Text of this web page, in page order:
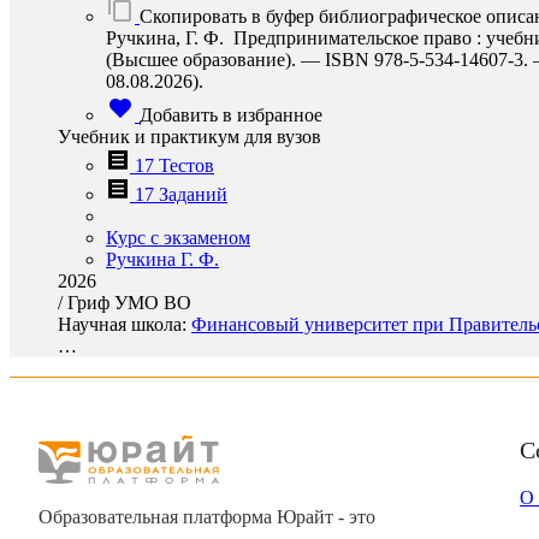
Скопировать в буфер библиографическое
Ручкина, Г. Ф. Предпринимательское право :
(Высшее образование). — ISBN 978-5-534-14607-3.
08.08.2026).
Добавить в избранное
Учебник и практикум для вузов
17 Тестов
17 Заданий
Курс с экзаменом
Ручкина Г. Ф.
2026
/Гриф УМО ВО
Научная школа: Финансовый университет при
…
Образовательная платформа Юрайт - это
О